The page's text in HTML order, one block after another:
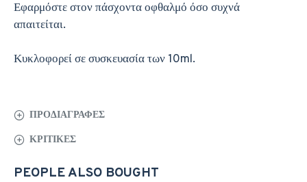
Εφαρμόστε στον πάσχοντα οφθαλμό όσο συχνά
απαιτείται.
Κυκλοφορεί σε συσκευασία των 10ml.
ΠΡΟΔΙΑΓΡΑΦΈΣ
ΚΡΙΤΙΚΈΣ
PEOPLE ALSO BOUGHT